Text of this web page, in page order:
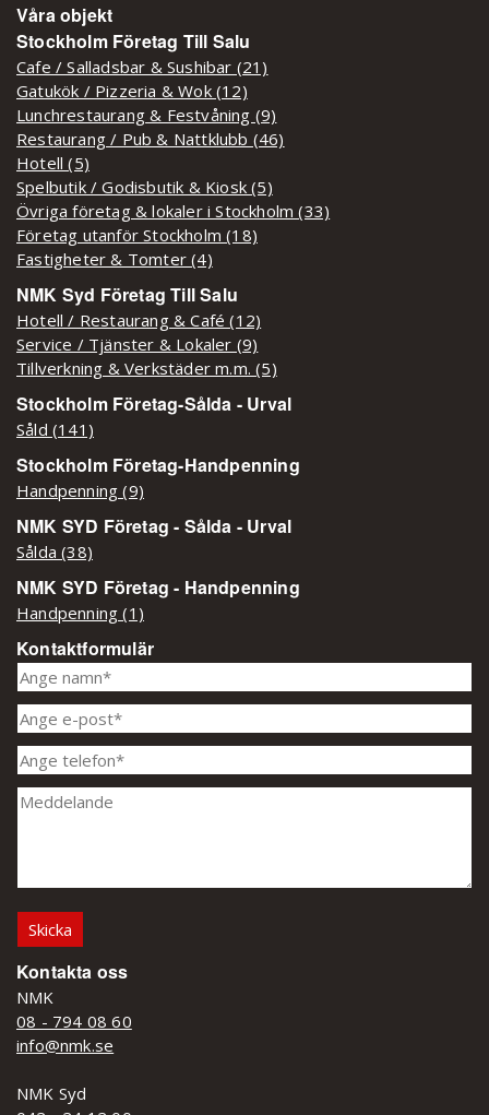
Våra objekt
Stockholm Företag Till Salu
Cafe / Salladsbar & Sushibar (21)
Gatukök / Pizzeria & Wok (12)
Lunchrestaurang & Festvåning (9)
Restaurang / Pub & Nattklubb (46)
Hotell (5)
Spelbutik / Godisbutik & Kiosk (5)
Övriga företag & lokaler i Stockholm (33)
Företag utanför Stockholm (18)
Fastigheter & Tomter (4)
NMK Syd Företag Till Salu
Hotell / Restaurang & Café (12)
Service / Tjänster & Lokaler (9)
Tillverkning & Verkstäder m.m. (5)
Stockholm Företag-Sålda - Urval
Såld (141)
Stockholm Företag-Handpenning
Handpenning (9)
NMK SYD Företag - Sålda - Urval
Sålda (38)
NMK SYD Företag - Handpenning
Handpenning (1)
Kontaktformulär
Kontakta oss
NMK
08 - 794 08 60
info@nmk.se
NMK Syd